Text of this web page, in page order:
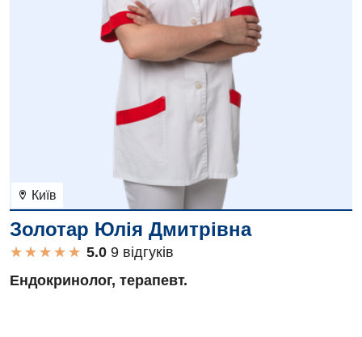
Київ
Золотар Юлія Дмитрівна
★
★
★
★
★
★ ★ ★ ★ ★
9 вiдгукiв
Ендокринолог, терапевт.